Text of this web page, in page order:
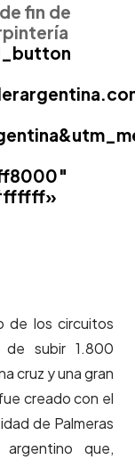
fin de
de los circuitos
subir 1.800
cruz y una gran
creado con el
de Palmeras
argentino que,